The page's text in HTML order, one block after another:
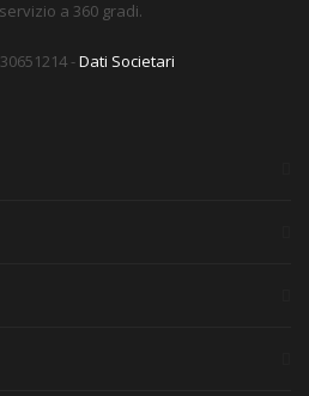
a 360 gradi.
-Dati Societari